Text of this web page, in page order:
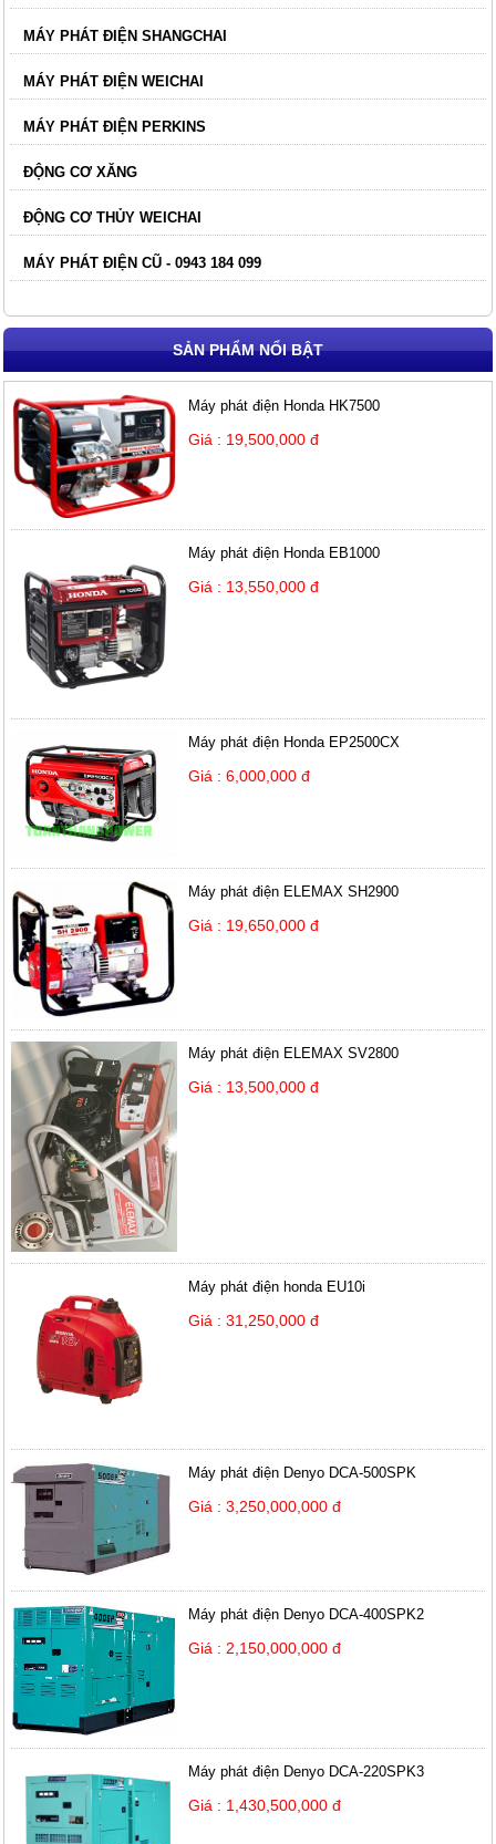
MÁY PHÁT ĐIỆN SHANGCHAI
MÁY PHÁT ĐIỆN WEICHAI
MÁY PHÁT ĐIỆN PERKINS
ĐỘNG CƠ XĂNG
ĐỘNG CƠ THỦY WEICHAI
MÁY PHÁT ĐIỆN CŨ - 0943 184 099
SẢN PHẨM NỔI BẬT
Máy phát điện Honda HK7500
Giá : 19,500,000 đ
Máy phát điện Honda EB1000
Giá : 13,550,000 đ
Máy phát điện Honda EP2500CX
Giá : 6,000,000 đ
Máy phát điện ELEMAX SH2900
Giá : 19,650,000 đ
Máy phát điện ELEMAX SV2800
Giá : 13,500,000 đ
Máy phát điện honda EU10i
Giá : 31,250,000 đ
Máy phát điện Denyo DCA-500SPK
Giá : 3,250,000,000 đ
Máy phát điện Denyo DCA-400SPK2
Giá : 2,150,000,000 đ
Máy phát điện Denyo DCA-220SPK3
Giá : 1,430,500,000 đ